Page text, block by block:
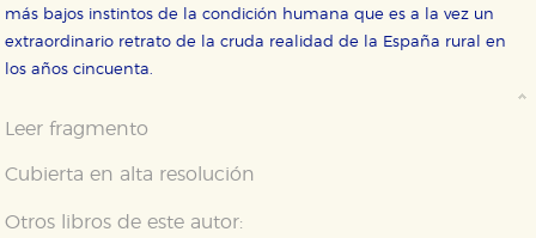
más bajos instintos de la condición humana que es a la vez un
extraordinario retrato de la cruda realidad de la España rural en
los años cincuenta.
Leer fragmento
Cubierta en alta resolución
Otros libros de este autor: